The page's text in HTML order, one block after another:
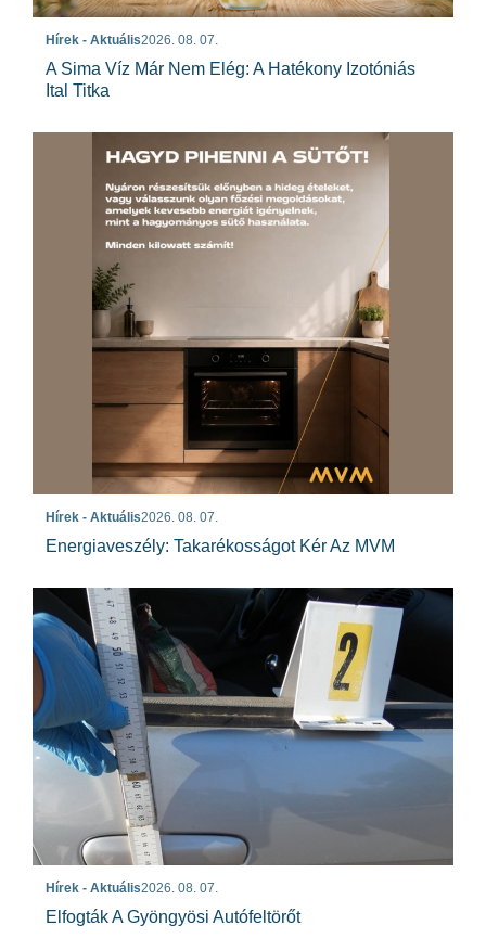
Hírek - Aktuális2026. 08. 07.
A Sima Víz Már Nem Elég: A Hatékony Izotóniás
Ital Titka
Hírek - Aktuális2026. 08. 07.
Energiaveszély: Takarékosságot Kér Az MVM
Hírek - Aktuális2026. 08. 07.
Elfogták A Gyöngyösi Autófeltörőt